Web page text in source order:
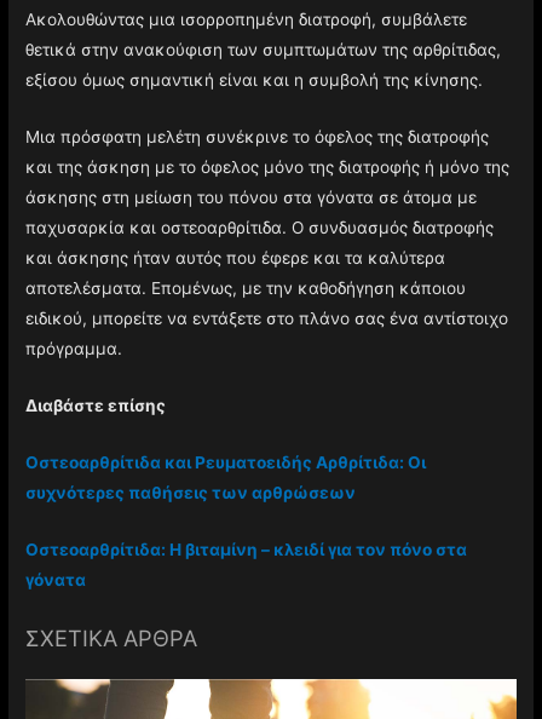
Ακολουθώντας μια ισορροπημένη διατροφή, συμβάλετε
θετικά στην ανακούφιση των συμπτωμάτων της αρθρίτιδας,
εξίσου όμως σημαντική είναι και η συμβολή της κίνησης.
Μια πρόσφατη μελέτη συνέκρινε το όφελος της διατροφής
και της άσκηση με το όφελος μόνο της διατροφής ή μόνο της
άσκησης στη μείωση του πόνου στα γόνατα σε άτομα με
παχυσαρκία και οστεοαρθρίτιδα. Ο συνδυασμός διατροφής
και άσκησης ήταν αυτός που έφερε και τα καλύτερα
αποτελέσματα. Επομένως, με την καθοδήγηση κάποιου
ειδικού, μπορείτε να εντάξετε στο πλάνο σας ένα αντίστοιχο
πρόγραμμα.
Διαβάστε επίσης
Οστεοαρθρίτιδα και Ρευματοειδής Αρθρίτιδα: Οι
συχνότερες παθήσεις των αρθρώσεων
Οστεοαρθρίτιδα: Η βιταμίνη – κλειδί για τον πόνο στα
γόνατα
ΣΧΕΤΙΚΑ ΑΡΘΡΑ